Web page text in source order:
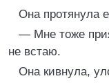
Она протянула
— Мне тоже
не встаю.
Она кивнула,